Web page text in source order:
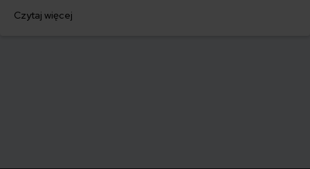
którym szybko załatwisz sprawy urzędowe i będziesz mógł prowadzić
Czytaj więcej